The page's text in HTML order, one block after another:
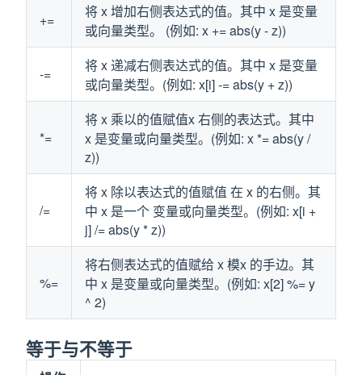
+=
将 x 增加右侧表达式的值。其中 x 是变量
或向量类型。 (例如: x += abs(y - z))
-=
将 x 递减右侧表达式的值。其中 x 是变量
或向量类型。(例如: x[i] -= abs(y + z))
*=
将 x 乘以的值赋值x 右侧的表达式。其中
x 是变量或向量类型。(例如: x *= abs(y /
z))
/=
将 x 除以表达式的值赋值 在 x 的右侧。其
中 x 是一个 变量或向量类型。(例如: x[i +
j] /= abs(y * z))
%=
将右侧表达式的值赋给 x 模x 的手边。其
中 x 是变量或向量类型。(例如: x[2] %= y
^ 2)
等于与不等于